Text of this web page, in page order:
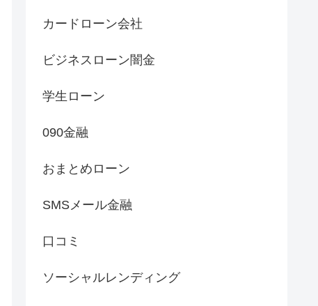
カードローン会社
ビジネスローン闇金
学生ローン
090金融
おまとめローン
SMSメール金融
口コミ
ソーシャルレンディング